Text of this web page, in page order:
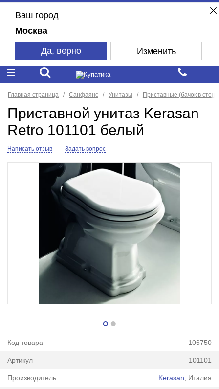
Ваш город
Москва
Да, верно Изменить
Главная страница Санфаянс Унитазы Приставные (бачок в
Приставной унитаз Kerasan
Retro 101101 белый
Написать отзыв Задать вопрос
Код товара 106750
Артикул 101101
Производитель Kerasan , Италия